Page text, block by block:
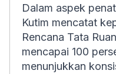
Dalam aspek
Kutim mencatat
Rencana Tata
mencapai 100
menunjukkan